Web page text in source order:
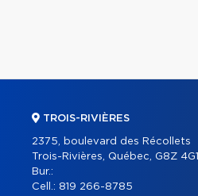
TROIS-RIVIÈRES
2375, boulevard des Récollets
Trois-Rivières, Québec, G8Z 4G1
Bur.:
Cell.: 819 266-8785